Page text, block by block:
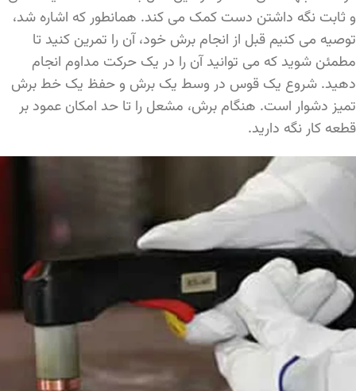
و ثابت نگه داشتن دست کمک می کند. همانطور که اشاره شد،
توصیه می کنیم قبل از انجام برش خود، آن را تمرین کنید تا
مطمئن شوید که می توانید آن را در یک حرکت مداوم انجام
دهید. شروع یک قوس در وسط یک برش و حفظ یک خط برش
تمیز دشوار است. هنگام برش، مشعل را تا حد امکان عمود بر
قطعه کار نگه دارید.